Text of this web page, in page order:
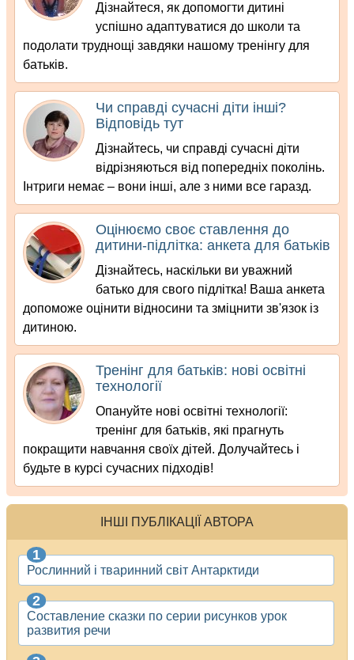
Дізнайтеся, як допомогти дитині
успішно адаптуватися до школи та
подолати труднощі завдяки нашому тренінгу для
батьків.
Чи справді сучасні діти інші?
Відповідь тут
Дізнайтесь, чи справді сучасні діти
відрізняються від попередніх поколінь.
Інтриги немає – вони інші, але з ними все гаразд.
Оцінюємо своє ставлення до
дитини-підлітка: анкета для батьків
Дізнайтесь, наскільки ви уважний
батько для свого підлітка! Ваша анкета
допоможе оцінити відносини та зміцнити зв'язок із
дитиною.
Тренінг для батьків: нові освітні
технології
Опануйте нові освітні технології:
тренінг для батьків, які прагнуть
покращити навчання своїх дітей. Долучайтесь і
будьте в курсі сучасних підходів!
ІНШІ ПУБЛІКАЦІЇ АВТОРА
Рослинний і тваринний світ Антарктиди
Составление сказки по серии рисунков урок
развития речи